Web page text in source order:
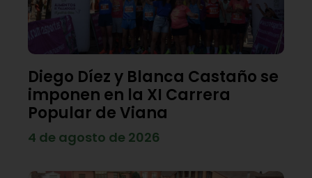
Diego Díez y Blanca Castaño se
imponen en la XI Carrera
Popular de Viana
4 de agosto de 2026